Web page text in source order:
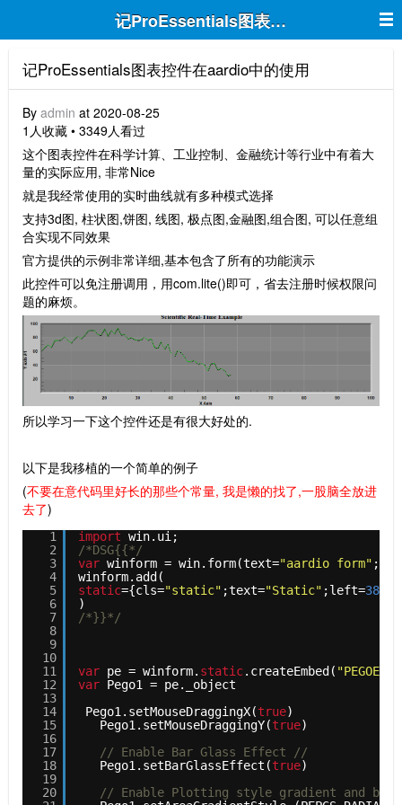
记ProEssentials图表控件在aardio中
记ProEssentials图表控件在aardio中的使用
By admin at 2020-08-25
1人收藏 • 3349人看过
这个图表控件在科学计算、工业控制、金融统计等行业中有着大
量的实际应用, 非常Nice
就是我经常使用的实时曲线就有多种模式选择
支持3d图, 柱状图,饼图, 线图, 极点图,金融图,组合图, 可以任意组
合实现不同效果
官方提供的示例非常详细,基本包含了所有的功能演示
此控件可以免注册调用，用com.lite()即可，省去注册时候权限问
题的麻烦。
所以学习一下这个控件还是有很大好处的.
以下是我移植的一个简单的例子
(不要在意代码里好长的那些个常量, 我是懒的找了,一股脑全放进
去了)
1
2
3
4
5
6
7
8
9
10
11
12
13
14
15
16
17
18
19
20
import win.ui;
/*DSG{{*/
var winform = win.form(text="aardio form"
winform.add(
static={cls="static" ;text="Static" ;left=38
)
/*}}*/
var pe = winform. static.createEmbed(
var Pego1 = pe._object
Pego1.setMouseDraggingX(true)
Pego1.setMouseDraggingY(true)
// Enable Bar Glass Effect //
Pego1.setBarGlassEffect(true)
// Enable Plotting style gradient and